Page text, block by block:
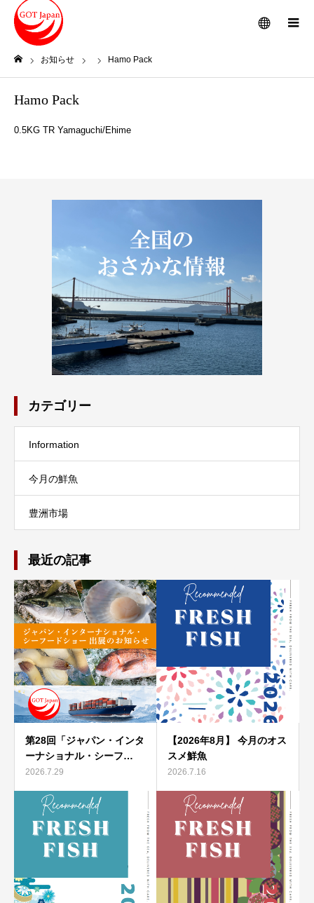
メニュー
お知らせ Hamo Pack
Hamo Pack
0.5KG TR Yamaguchi/Ehime
カテゴリー
Information
今月の鮮魚
豊洲市場
最近の記事
第28回「ジャパン・インタ
ーナショナル・シーフ…
2026.7.29
【2026年8月】 今月のオス
スメ鮮魚
2026.7.16